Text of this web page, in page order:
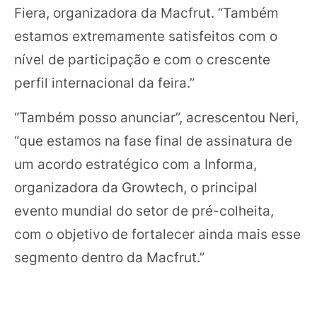
Fiera, organizadora da Macfrut. “Também
estamos extremamente satisfeitos com o
nível de participação e com o crescente
perfil internacional da feira.”
“Também posso anunciar”, acrescentou Neri,
“que estamos na fase final de assinatura de
um acordo estratégico com a Informa,
organizadora da Growtech, o principal
evento mundial do setor de pré-colheita,
com o objetivo de fortalecer ainda mais esse
segmento dentro da Macfrut.”